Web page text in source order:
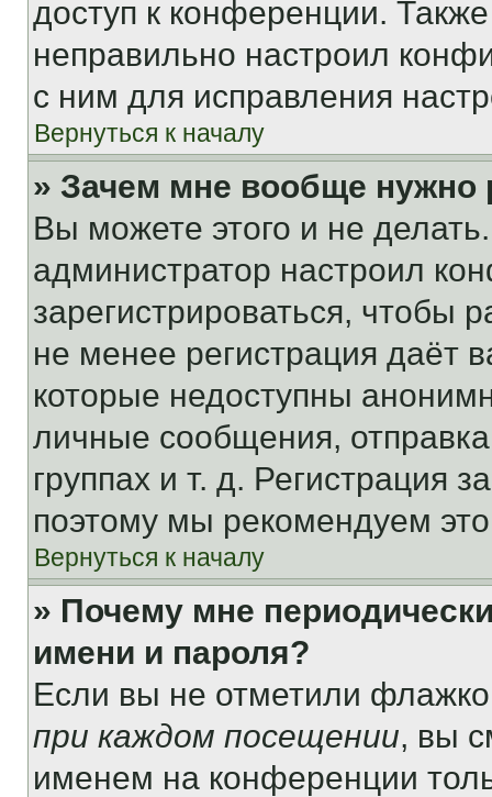
доступ к конференции.
неправильно настроил
с ним для исправления
Вернуться к началу
» Зачем мне вообще нужно
Вы можете этого и не
администратор настроил
зарегистрироваться, чтобы
не менее регистрация даёт
которые недоступны
личные сообщения,
группах и т. д. Регистрация
поэтому мы рекомендуем
Вернуться к началу
» Почему мне
имени и пароля?
Если вы не отметили
при каждом посещении, вы
именем на конференции